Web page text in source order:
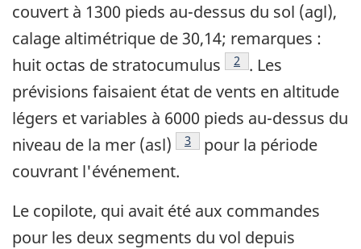
couvert à 1300 pieds au-dessus du sol (agl),
calage altimétrique de 30,14; remarques :
huit octas de stratocumulus
Note de bas de page
2
. Les
prévisions faisaient état de vents en altitude
légers et variables à 6000 pieds au-dessus du
niveau de la mer (asl)
Note de bas de page
3
pour la période
couvrant l'événement.
Le copilote, qui avait été aux commandes
pour les deux segments du vol depuis